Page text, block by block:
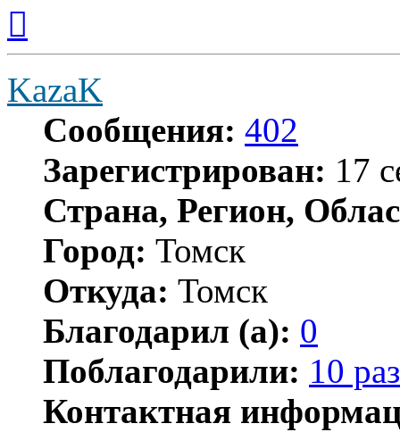
началу
KazaK
Сообщения: 402
Зарегистрирован: 17
Страна, Регион,
Город: Томск
Откуда: Томск
Благодарил (а): 0
Поблагодарили: 10 раз
Контактная